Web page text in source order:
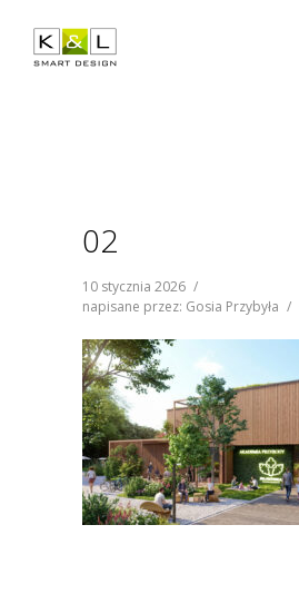
02
10 stycznia 2026 /
napisane przez: Gosia Przybyła /